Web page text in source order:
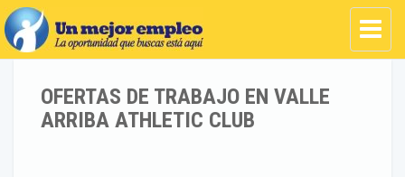
OFERTAS DE TRABAJO EN VALLE
ARRIBA ATHLETIC CLUB